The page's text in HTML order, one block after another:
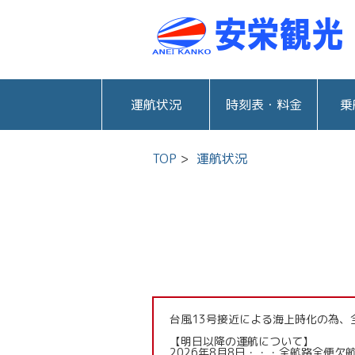
運航状況 時刻表・料金
TOP 運航状況
台風13号接近による海上時化の為、
【明日以降の運航について】